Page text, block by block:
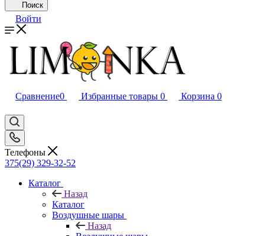
Поиск
Войти
Сравнение0 Избранные товары 0 Корзина 0
Телефоны
375(29) 329-32-52
Каталог
Назад
Каталог
Воздушные шары
Назад